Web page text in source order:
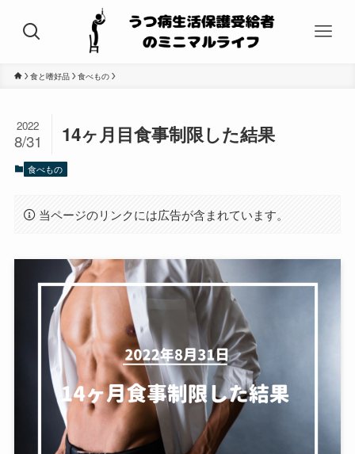
食と嗜好品 食べもの
14ヶ月目食事制限した結果
2022
8/31
食べもの
当ページのリンクには広告が含まれています。